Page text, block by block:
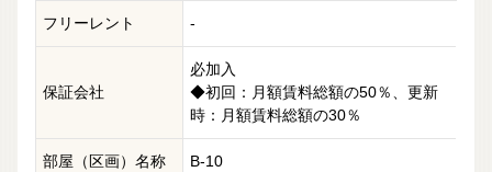
フリーレント -
保証会社
必加入
◆初回：月額賃料総額の50％、更新
時：月額賃料総額の30％
部屋（区画）名称 B-10